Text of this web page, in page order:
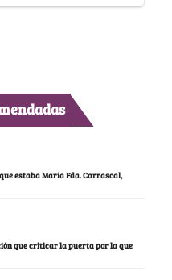
estaba María Fda. Carrascal,
que criticar la puerta por la que